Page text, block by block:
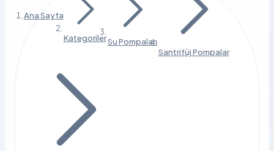
Ana Sayfa
KategorilerSu Pompaları
Santrifüj Pompalar